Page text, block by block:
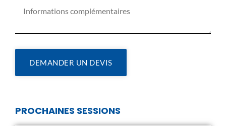
DEMANDER UN DEVIS
PROCHAINES SESSIONS